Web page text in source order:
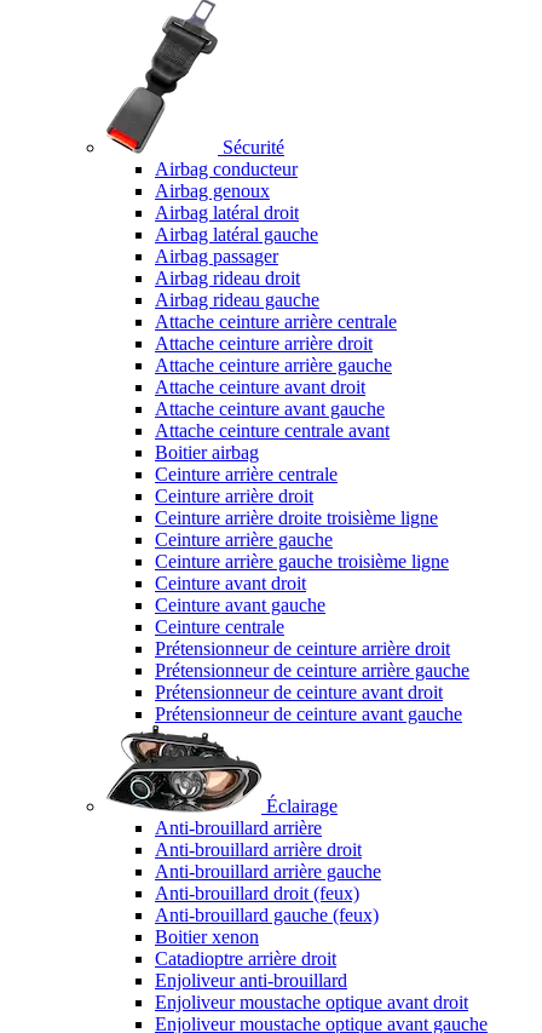
Sécurité
Airbag conducteur
Airbag genoux
Airbag latéral droit
Airbag latéral gauche
Airbag passager
Airbag rideau droit
Airbag rideau gauche
Attache ceinture arrière centrale
Attache ceinture arrière droit
Attache ceinture arrière gauche
Attache ceinture avant droit
Attache ceinture avant gauche
Attache ceinture centrale avant
Boitier airbag
Ceinture arrière centrale
Ceinture arrière droit
Ceinture arrière droite troisième ligne
Ceinture arrière gauche
Ceinture arrière gauche troisième ligne
Ceinture avant droit
Ceinture avant gauche
Ceinture centrale
Prétensionneur de ceinture arrière droit
Prétensionneur de ceinture arrière gauche
Prétensionneur de ceinture avant droit
Prétensionneur de ceinture avant gauche
Éclairage
Anti-brouillard arrière
Anti-brouillard arrière droit
Anti-brouillard arrière gauche
Anti-brouillard droit (feux)
Anti-brouillard gauche (feux)
Boitier xenon
Catadioptre arrière droit
Enjoliveur anti-brouillard
Enjoliveur moustache optique avant droit
Enjoliveur moustache optique avant gauche